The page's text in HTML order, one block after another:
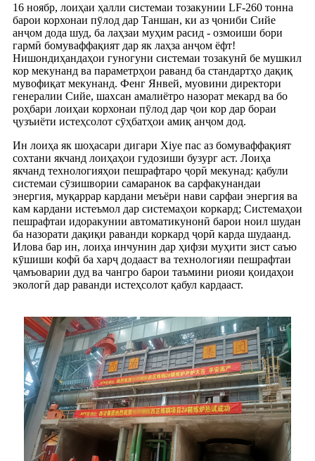
16 ноябр, лоиҳаи ҳалли системаи тозакунии LF-260 тонна
барои корхонаи пӯлод дар Таншан, ки аз ҷониби Сийе
анҷом дода шуд, ба лаҳзаи муҳим расид - озмоиши бори
гармӣ бомуваффақият дар як лаҳза анҷом ёфт!
Нишондиҳандаҳои гуногуни системаи тозакунӣ бе мушкил
кор мекунанд ва параметрҳои раванд ба стандартҳо дақиқ
мувофиқат мекунанд. Фенг Янвей, муовини директори
генералии Сийе, шахсан амалиётро назорат мекард ва бо
роҳбари лоиҳаи корхонаи пӯлод дар ҷои кор дар бораи
ҷузъиёти истеҳсолот сӯҳбатҳои амиқ анҷом дод.
Ин лоиҳа як шоҳасари дигари Xiye пас аз бомуваффақият
сохтани якчанд лоиҳаҳои гудозиши бузург аст. Лоиҳа
якчанд технологияҳои пешрафтаро ҷорӣ мекунад: қабули
системаи сӯзишвории самаранок ва сарфакунандаи
энергия, муқаррар кардани меъёри нави сарфаи энергия ва
кам кардани истеъмол дар системаҳои коркард; Системаҳои
пешрафтаи идоракунии автоматикунонӣ барои ноил шудан
ба назорати дақиқи раванди коркард ҷорӣ карда шудаанд.
Илова бар ин, лоиҳа инчунин дар ҳифзи муҳити зист саъю
кӯшиши кофӣ ба харҷ додааст ва технологияи пешрафтаи
ҷамъоварии дуд ва чангро барои таъмини риояи қоидаҳои
экологӣ дар раванди истеҳсолот қабул кардааст.